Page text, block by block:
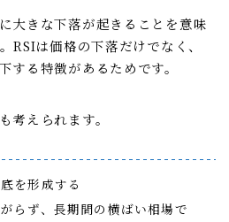
大きな下落が起きることを意味
RSIは価格の下落だけでなく、
する特徴があるためです。
考えられます。
を形成する
らず、長期間の横ばい相場で